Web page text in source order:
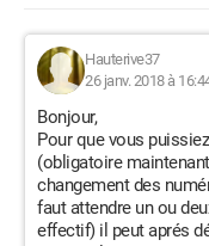
Hauterive37
26 janv. 2018 à
Bonjour,
Pour que vous
(obligatoire
changement des
faut attendre un ou
effectif) il peut aprés